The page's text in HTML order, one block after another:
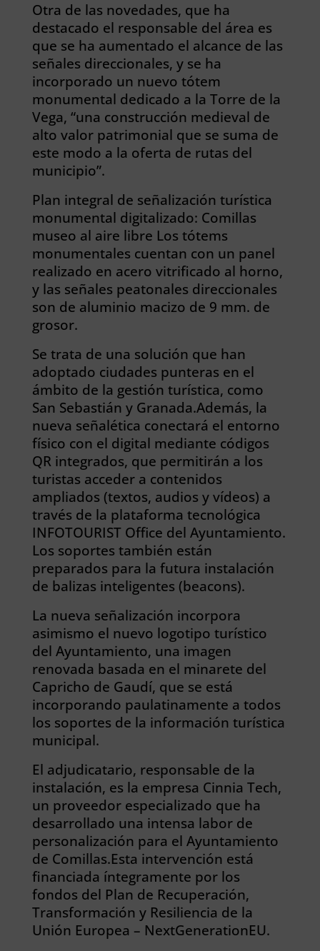
Otra de las novedades, que ha
destacado el responsable del área es
que se ha aumentado el alcance de las
señales direccionales, y se ha
incorporado un nuevo tótem
monumental dedicado a la Torre de la
Vega, “una construcción medieval de
alto valor patrimonial que se suma de
este modo a la oferta de rutas del
municipio”.
Plan integral de señalización turística
monumental digitalizado: Comillas
museo al aire libre Los tótems
monumentales cuentan con un panel
realizado en acero vitrificado al horno,
y las señales peatonales direccionales
son de aluminio macizo de 9 mm. de
grosor.
Se trata de una solución que han
adoptado ciudades punteras en el
ámbito de la gestión turística, como
San Sebastián y Granada.Además, la
nueva señalética conectará el entorno
físico con el digital mediante códigos
QR integrados, que permitirán a los
turistas acceder a contenidos
ampliados (textos, audios y vídeos) a
través de la plataforma tecnológica
INFOTOURIST Office del Ayuntamiento.
Los soportes también están
preparados para la futura instalación
de balizas inteligentes (beacons).
La nueva señalización incorpora
asimismo el nuevo logotipo turístico
del Ayuntamiento, una imagen
renovada basada en el minarete del
Capricho de Gaudí, que se está
incorporando paulatinamente a todos
los soportes de la información turística
municipal.
El adjudicatario, responsable de la
instalación, es la empresa Cinnia Tech,
un proveedor especializado que ha
desarrollado una intensa labor de
personalización para el Ayuntamiento
de Comillas.Esta intervención está
financiada íntegramente por los
fondos del Plan de Recuperación,
Transformación y Resiliencia de la
Unión Europea – NextGenerationEU.